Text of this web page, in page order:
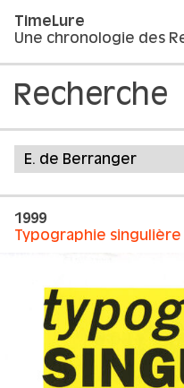
TimeLure
Une chronologie des
Recherche
1999
Typographie